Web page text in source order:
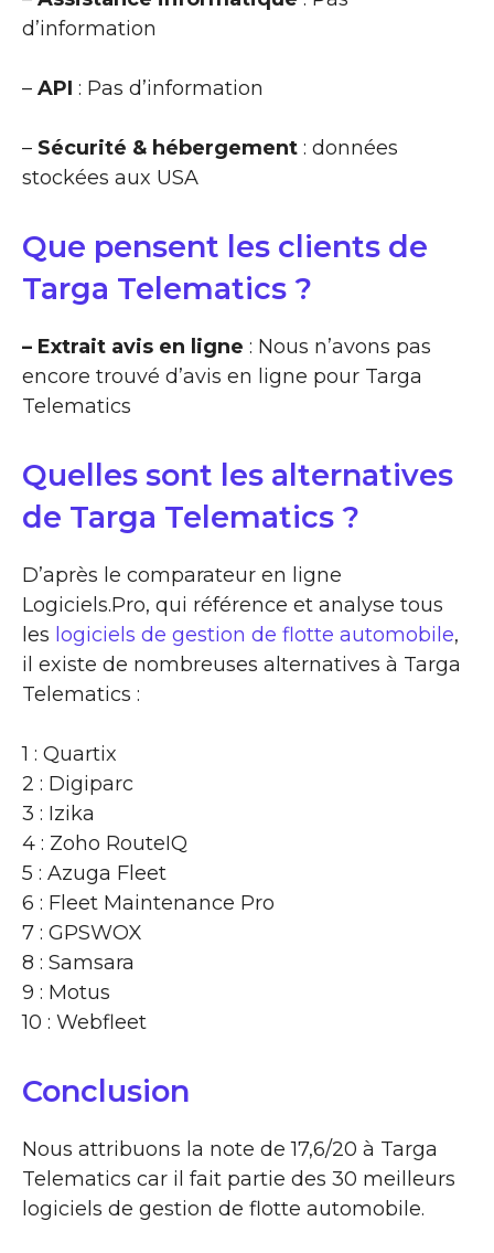
d’information
– API : Pas d’information
– Sécurité & hébergement : données
stockées aux USA
Que pensent les clients de
Targa Telematics ?
– Extrait avis en ligne : Nous n’avons pas
encore trouvé d’avis en ligne pour Targa
Telematics
Quelles sont les alternatives
de Targa Telematics ?
D’après le comparateur en ligne
Logiciels.Pro, qui référence et analyse tous
les logiciels de gestion de flotte automobile,
il existe de nombreuses alternatives à Targa
Telematics :
1 : Quartix
2 : Digiparc
3 : Izika
4 : Zoho RouteIQ
5 : Azuga Fleet
6 : Fleet Maintenance Pro
7 : GPSWOX
8 : Samsara
9 : Motus
10 : Webfleet
Conclusion
Nous attribuons la note de 17,6/20 à Targa
Telematics car il fait partie des 30 meilleurs
logiciels de gestion de flotte automobile.